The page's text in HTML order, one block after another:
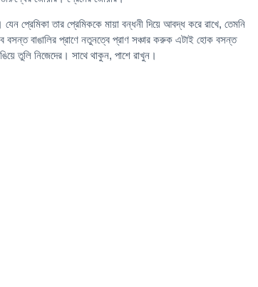
প্রেমিকা তার প্রেমিককে মায়া বন্ধনী দিয়ে আবদ্ধ করে রাখে, তেমনি
বসন্ত বাঙালির প্রাণে নতুনত্বে প্রাণ সঞ্চার করুক এটাই হোক বসন্ত
তুলি নিজেদের। সাথে থাকুন, পাশে রাখুন।